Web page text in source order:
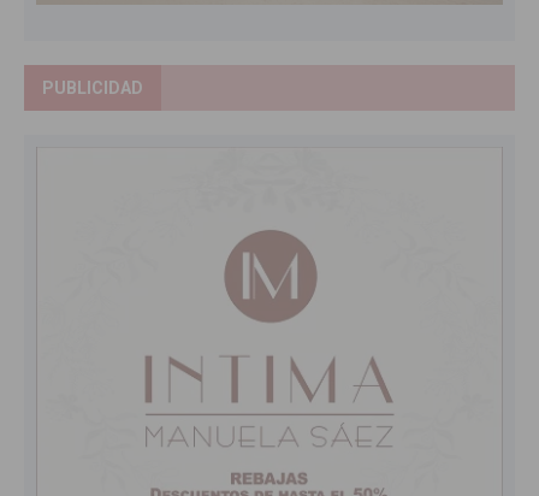
PUBLICIDAD